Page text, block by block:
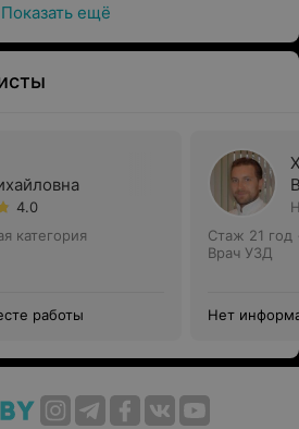
Показать ещё
4.0
категория
работы
Стаж 21 год
Врач УЗД
Нет